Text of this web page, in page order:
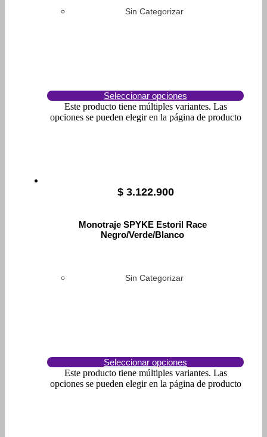
Sin Categorizar
Seleccionar opciones
Este producto tiene múltiples variantes. Las
opciones se pueden elegir en la página de producto
$3.122.900
Monotraje SPYKE Estoril Race
Negro/Verde/Blanco
Sin Categorizar
Seleccionar opciones
Este producto tiene múltiples variantes. Las
opciones se pueden elegir en la página de producto